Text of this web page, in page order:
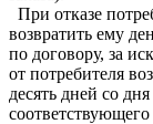
При отказе
возвратить ему
по договору, за
от потребителя
десять дней со